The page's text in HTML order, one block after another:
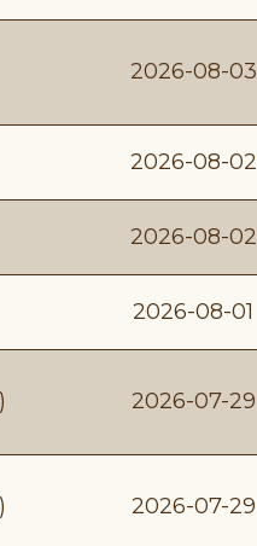
2026-08-03
2026-08-02
2026-08-02
2026-08-01
2026-07-29
2026-07-29